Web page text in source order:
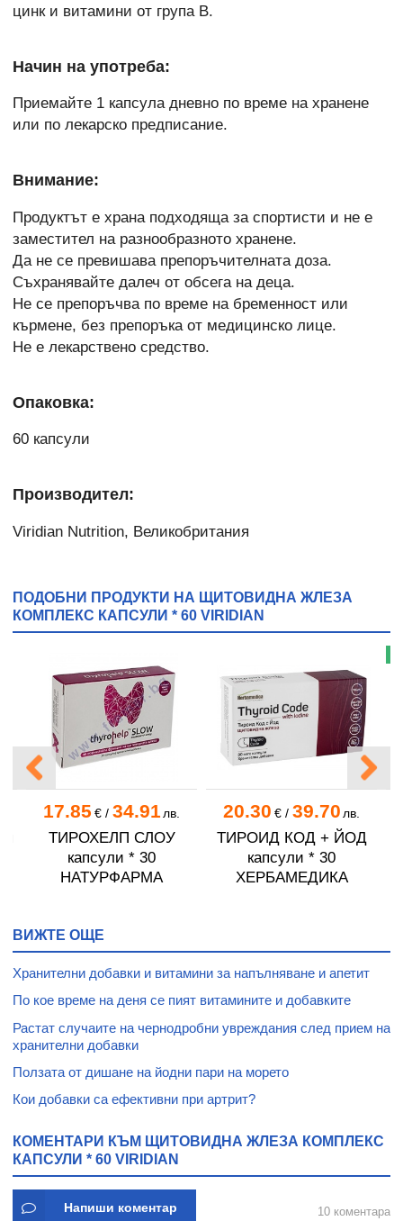
цинк и витамини от група B.
Начин на употреба:
Приемайте 1 капсула дневно по време на хранене
или по лекарско предписание.
Внимание:
Продуктът е храна подходяща за спортисти и не е
заместител на разнообразното хранене.
Да не се превишава препоръчителната доза.
Съхранявайте далеч от обсега на деца.
Не се препоръчва по време на бременност или
кърмене, без препоръка от медицинско лице.
Не е лекарствено средство.
Опаковка:
60 капсули
Производител:
Viridian Nutrition, Великобритания
ПОДОБНИ ПРОДУКТИ НА ЩИТОВИДНА ЖЛЕЗА
КОМПЛЕКС КАПСУЛИ * 60 VIRIDIAN
17.85 €/ 34.91 лв.
ТИРОХЕЛП СЛОУ
капсули * 30
НАТУРФАРМА
20.30 €/ 39.70 лв.
ТИРОИД КОД + ЙОД
капсули * 30
ХЕРБАМЕДИКА
ВИЖТЕ ОЩЕ
Хранителни добавки и витамини за напълняване и апетит
По кое време на деня се пият витамините и добавките
Растат случаите на чернодробни увреждания след прием на
хранителни добавки
Ползата от дишане на йодни пари на морето
Кои добавки са ефективни при артрит?
КОМЕНТАРИ КЪМ ЩИТОВИДНА ЖЛЕЗА КОМПЛЕКС
КАПСУЛИ * 60 VIRIDIAN
Напиши коментар 10 коментара